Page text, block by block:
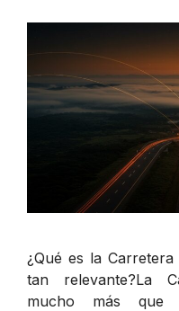
¿Qué es la
tan relevante?La
mucho más que